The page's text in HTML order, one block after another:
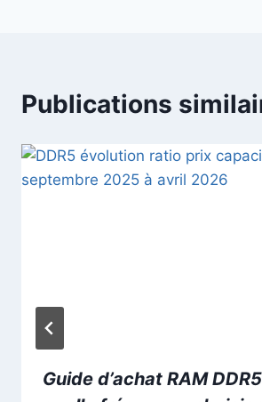
Publications
Guide d’achat RAM